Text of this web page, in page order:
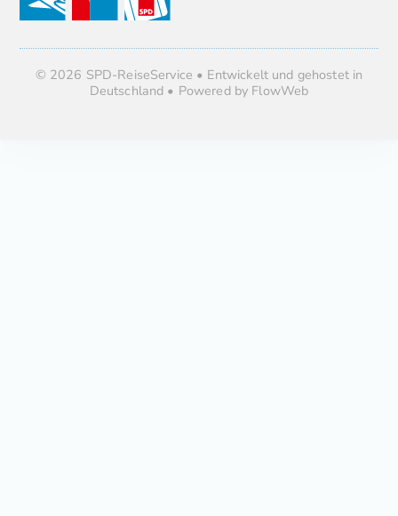
© 2026 SPD-ReiseService • Entwickelt und gehostet in
Deutschland • Powered by FlowWeb